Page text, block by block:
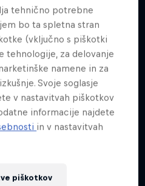
Notar 2019:
slik: 78
tehnično potrebne
bo ta spletna stran
(vključno s piškotki
tehnologije, za delovanje
namene in za
Svoje soglasje
v nastavitvah piškotkov
informacije najdete
in v nastavitvah
piškotkov